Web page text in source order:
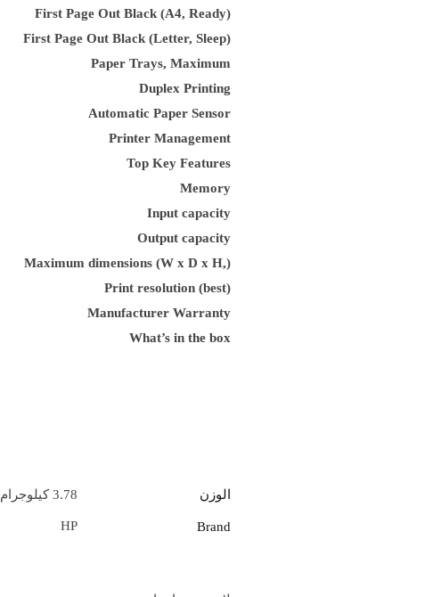
First Page Out Black (A4, Ready)
First Page Out Black (Letter, Sleep)
Paper Trays, Maximum
Duplex Printing
Automatic Paper Sensor
Printer Management
Top Key Features
Memory
Input capacity
Output capacity
Maximum dimensions (W x D x H,)
Print resolution (best)
Manufacturer Warranty
What’s in the box
الوزن 3.78 كيلوجرام
Brand
HP